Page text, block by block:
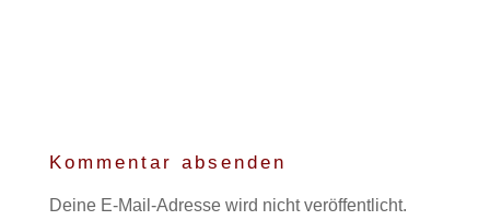
Kommentar absenden
Deine E-Mail-Adresse wird nicht veröffentlicht.